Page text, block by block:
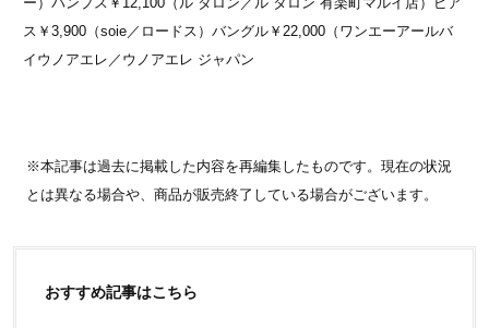
ス￥3,900（soie／ロードス）バングル￥22,000（ワンエーアールバ
イウノアエレ／ウノアエレ ジャパン
※本記事は過去に掲載した内容を再編集したものです。現在の状況
とは異なる場合や、商品が販売終了している場合がございます。
おすすめ記事はこちら